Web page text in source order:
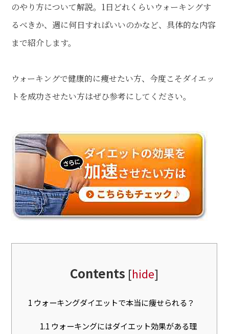
のやり方について解説。1日どれくらいウォーキングす
るべきか、週に何日すればいいのかなど、具体的な内容
まで紹介します。
ウォーキングで健康的に痩せたい方、今度こそダイエッ
トを成功させたい方はぜひ参考にしてください。
Contents [hide]
1 ウォーキングダイエットで本当に痩せられる？
1.1 ウォーキングにはダイエット効果がある理